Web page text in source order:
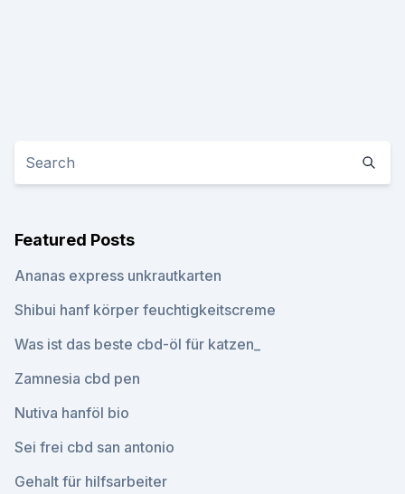
Featured Posts
Ananas express unkrautkarten
Shibui hanf körper feuchtigkeitscreme
Was ist das beste cbd-öl für katzen_
Zamnesia cbd pen
Nutiva hanföl bio
Sei frei cbd san antonio
Gehalt für hilfsarbeiter